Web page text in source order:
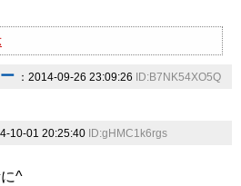
：2014-09-26 23:09:26 ID:B7NK54XO5Q
10-01 20:25:40 ID:gHMC1k6rgs
^